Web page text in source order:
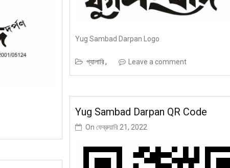
Yug Sambad Darpan Logo
গ্যালারি Leave a comment
Yug Sambad Darpan QR Code
Onফেব্রুয়ারি 21, 2022